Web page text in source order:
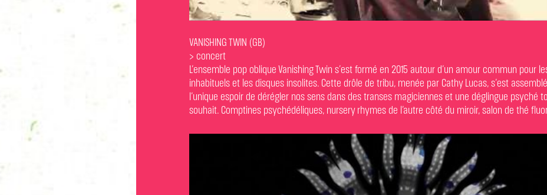
VANISHING TWIN (GB)
> concert
L’ensemble pop oblique Vanishing Twin s’est formé en 2015 autour d’un amour commun pour
inhabituels et les disques insolites. Cette drôle de tribu, menée par Cathy Lucas, s’est
l’unique espoir de dérégler nos sens dans des transes magiciennes et une déglingue psyché
souhait. Comptines psychédéliques, nursery rhymes de l’autre côté du miroir, salon de thé